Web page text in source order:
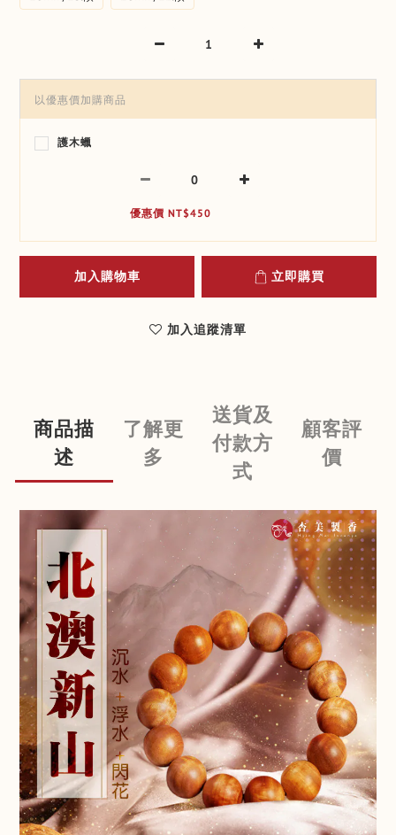
以優惠價加購商品
護木蠟
優惠價 NT$450
加入購物車 立即購買
加入追蹤清單
商品描
述
了解更
多
送貨及
付款方
式
顧客評
價